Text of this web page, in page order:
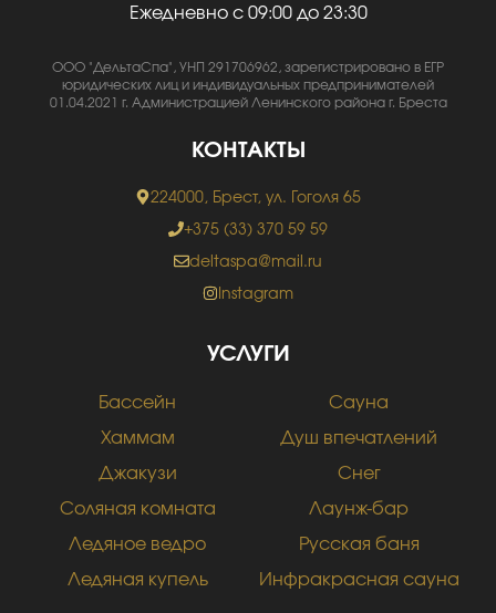
Ежедневно с 09:00 до 23:30
ООО "ДельтаСпа", УНП 291706962, зарегистрировано в ЕГР
юридических лиц и индивидуальных предпринимателей
01.04.2021 г. Администрацией Ленинского района г. Бреста
КОНТАКТЫ
224000, Брест, ул. Гоголя 65
+375 (33) 370 59 59
deltaspa@mail.ru
Instagram
УСЛУГИ
Бассейн
Сауна
Хаммам
Душ впечатлений
Джакузи
Снег
Соляная комната
Лаунж-бар
Ледяное ведро
Русская баня
Ледяная купель
Инфракрасная сауна